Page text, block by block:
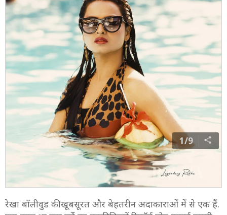
1/9
रेखा बॉलीवुड की खूबसूरत और बेहतरीन अदाकाराओं में से एक हैं.